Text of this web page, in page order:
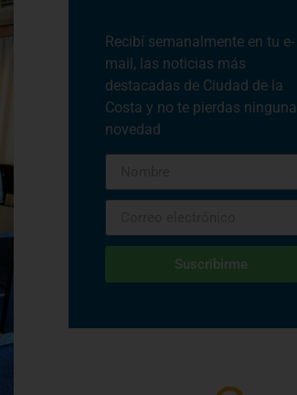
Recibí semanalmente en tu e-
mail, las noticias más
destacadas de Ciudad de la
Costa y no te pierdas ninguna
novedad
Suscribirme